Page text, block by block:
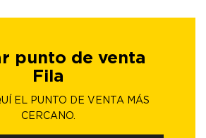
punto de venta
Fila
EL PUNTO DE VENTA MÁS
CERCANO.